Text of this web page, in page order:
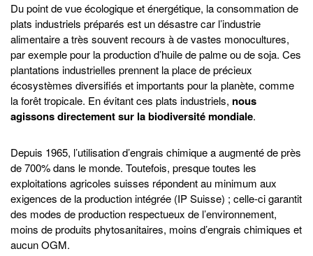
Du point de vue écologique et énergétique, la consommation de
plats industriels préparés est un désastre car l’industrie
alimentaire a très souvent recours à de vastes monocultures,
par exemple pour la production d’huile de palme ou de soja. Ces
plantations industrielles prennent la place de précieux
écosystèmes diversifiés et importants pour la planète, comme
la forêt tropicale. En évitant ces plats industriels, nous
agissons directement sur la biodiversité mondiale.
Depuis 1965, l’utilisation d’engrais chimique a augmenté de près
de 700% dans le monde. Toutefois, presque toutes les
exploitations agricoles suisses répondent au minimum aux
exigences de la production intégrée (IP Suisse) ; celle-ci garantit
des modes de production respectueux de l’environnement,
moins de produits phytosanitaires, moins d’engrais chimiques et
aucun OGM.